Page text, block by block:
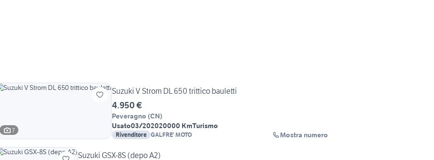
7
Suzuki V Strom DL 650 trittico bauletti
4.950 €
Peveragno (CN)
Usato03/202020000 KmTurismo
Rivenditore GALFRE' MOTO Mostra numero
Suzuki GSX-8S (depo A2)